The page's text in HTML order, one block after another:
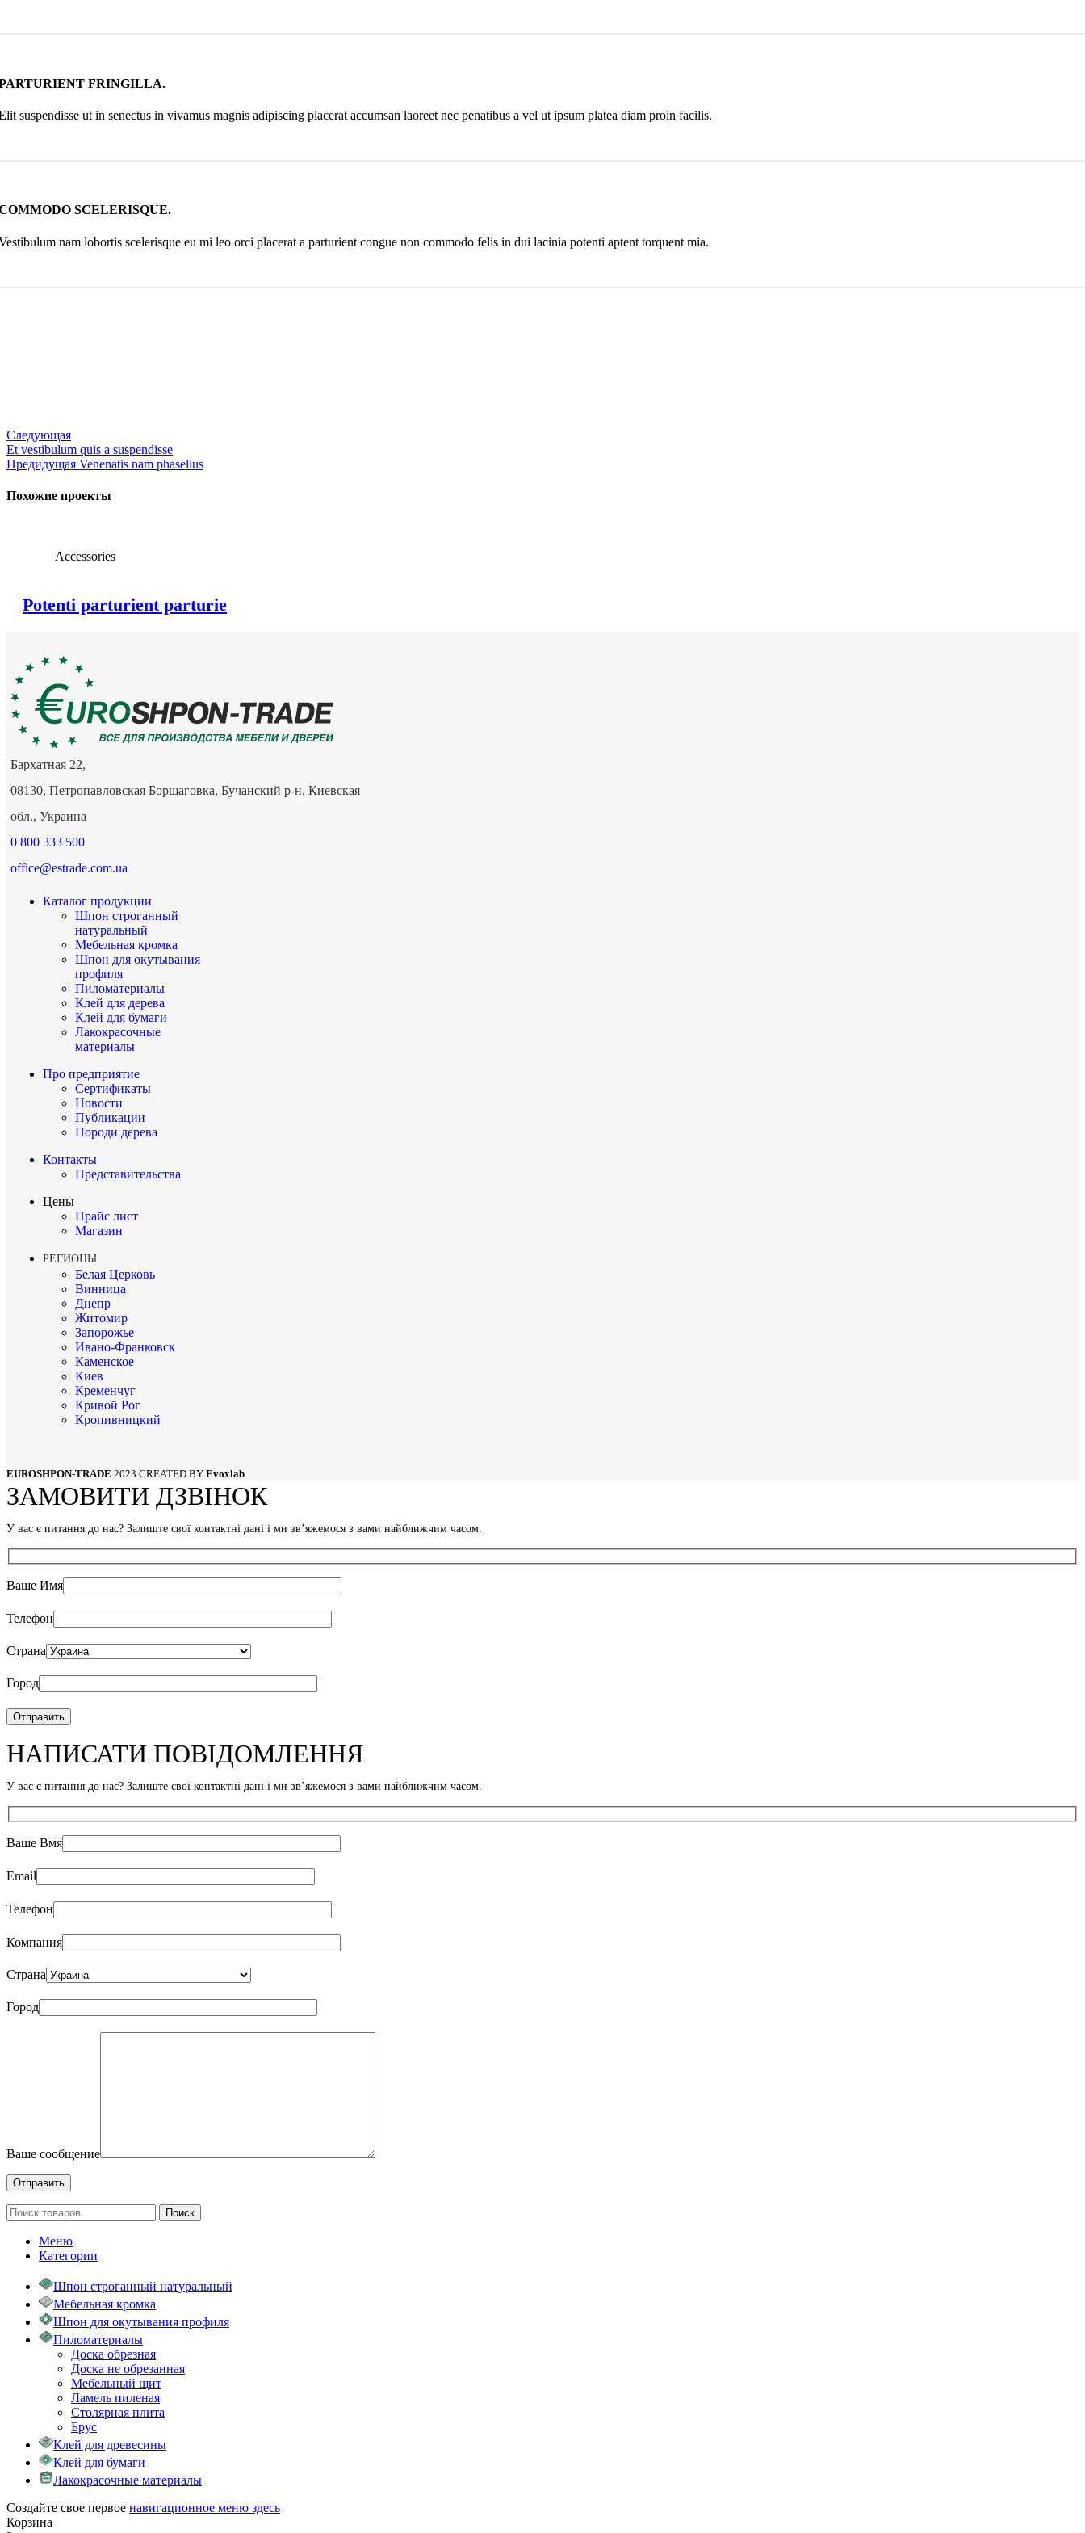
FRINGILLA.
suspendisse ut in senectus in vivamus magnis adipiscing placerat accumsan laoreet nec penatibus a vel ut ipsum platea diam proin facilis.
SCELERISQUE.
nam lobortis scelerisque eu mi leo orci placerat a parturient congue non commodo felis in dui lacinia potenti aptent torquent mia.
Следующая
Et vestibulum quis a suspendisse
Предидущая Venenatis nam phasellus
Похожие проекты
Accessories
Potenti parturient parturie
Бархатная 22,
08130, Петропавловская Борщаговка, Бучанский р-н, Киевская
обл., Украина
0 800 333 500
office@estrade.com.ua
Каталог продукции
Шпон строганный
натуральный
Мебельная кромка
Шпон для окутывания
профиля
Пиломатериалы
Клей для дерева
Клей для бумаги
Лакокрасочные
материалы
Про предприятие
Сертификаты
Новости
Публикации
Породи дерева
Контакты
Представительства
Цены
Прайс лист
Магазин
РЕГИОНЫ
Белая Церковь
Винница
Днепр
Житомир
Запорожье
Ивано-Франковск
Каменское
Киев
Кременчуг
Кривой Рог
Кропивницкий
Николаев
Одесса
Полтава
Тернополь
Харьков
Херсон
Хмельницкий
Черкассы
Чернигов
Черновцы
EUROSHPON-TRADE 2023 CREATED BY Evoxlab
ЗАМОВИТИ ДЗВІНОК
У вас є питання до нас? Залиште свої контактні дані і ми звʼяжемося з вами найближчим часом.
Ваше Имя
Телефон
Страна
Город
НАПИСАТИ ПОВІДОМЛЕННЯ
У вас є питання до нас? Залиште свої контактні дані і ми звʼяжемося з вами найближчим часом.
Ваше Bмя
Email
Телефон
Компания
Страна
Город
Ваше сообщение
Поиск
Меню
Категории
Шпон строганный натуральный
Мебельная кромка
Шпон для окутывания профиля
Пиломатериалы
Доска обрезная
Доска не обрезанная
Мебельный щит
Ламель пиленая
Столярная плита
Брус
Клей для древесины
Клей для бумаги
Лакокрасочные материалы
Создайте свое первое навигационное меню здесь
Корзина